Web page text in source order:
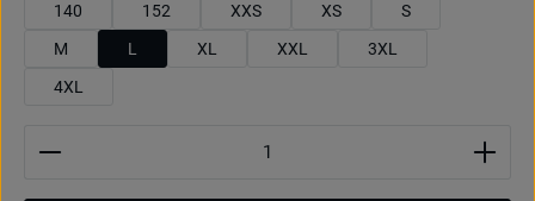
140 152 XXS XS
S
M
L XL XXL
3XL
4XL
Produkt Anzahl: Gib den gewünschten Wert ein